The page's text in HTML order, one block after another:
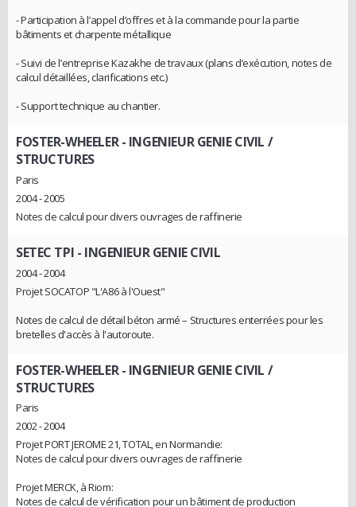
- Participation à l’appel d’offres et à la commande pour la partie
bâtiments et charpente métallique
- Suivi de l’entreprise Kazakhe de travaux (plans d’exécution, notes de
calcul détaillées, clarifications etc.)
- Support technique au chantier.
FOSTER-WHEELER- INGENIEUR GENIE CIVIL /
STRUCTURES
Paris
2004 - 2005
Notes de calcul pour divers ouvrages de raffinerie
SETEC TPI - INGENIEUR GENIE CIVIL
2004 - 2004
Projet SOCATOP "L'A86 à l'Ouest"
Notes de calcul de détail béton armé – Structures enterrées pour les
bretelles d'accès à l'autoroute.
FOSTER-WHEELER- INGENIEUR GENIE CIVIL /
STRUCTURES
Paris
2002 - 2004
Projet PORT JEROME 21, TOTAL, en Normandie:
Notes de calcul pour divers ouvrages de raffinerie
Projet MERCK, à Riom:
Notes de calcul de vérification pour un bâtiment de production